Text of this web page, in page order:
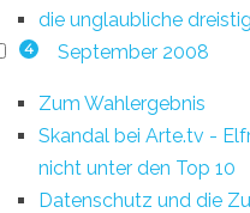
die unglaubliche
4 September 2008
Zum Wahlergebnis
Skandal bei Arte.tv -
nicht unter den Top 10
Datenschutz und die